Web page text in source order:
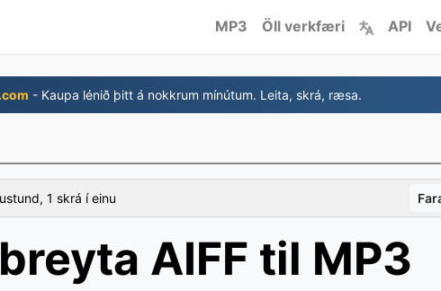
MP3 Öll verkfæri API
- Kaupa lénið þitt á nokkrum mínútum. Leita, skrá, ræsa.
1 skrá í einu
AIFF til MP3